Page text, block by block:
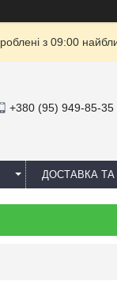
з 09:00
+380 (95) 949-85-35
ДОСТАВКА